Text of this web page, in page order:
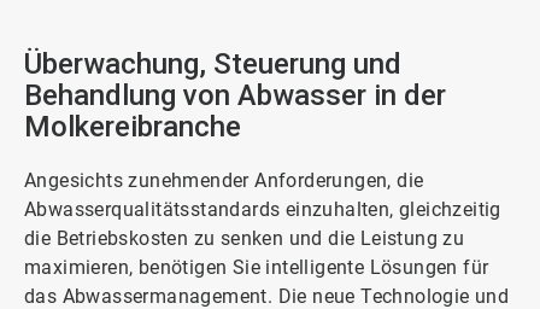
Überwachung, Steuerung und
Behandlung von Abwasser in der
Molkereibranche
Angesichts zunehmender Anforderungen, die
Abwasserqualitätsstandards einzuhalten, gleichzeitig
die Betriebskosten zu senken und die Leistung zu
maximieren, benötigen Sie intelligente Lösungen für
das Abwassermanagement. Die neue Technologie und